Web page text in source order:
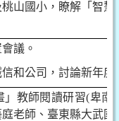
山國小，瞭解「智
議。
和公司，討論新年度
」教師閱讀研習(卑南
老師、臺東縣大武